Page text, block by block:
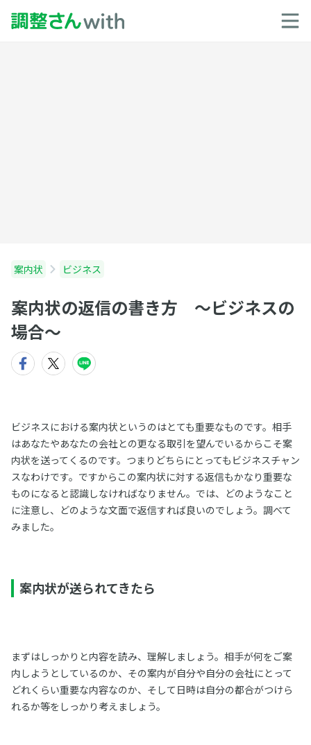
案内状 ビジネス
案内状の返信の書き方 〜ビジネスの
場合〜
ビジネスにおける案内状というのはとても重要なものです。相手
はあなたやあなたの会社との更なる取引を望んでいるからこそ案
内状を送ってくるのです。つまりどちらにとってもビジネスチャン
スなわけです。ですからこの案内状に対する返信もかなり重要な
ものになると認識しなければなりません。では、どのようなこと
に注意し、どのような文面で返信すれば良いのでしょう。調べて
みました。
案内状が送られてきたら
まずはしっかりと内容を読み、理解しましょう。相手が何をご案
内しようとしているのか、その案内が自分や自分の会社にとって
どれくらい重要な内容なのか、そして日時は自分の都合がつけら
れるか等をしっかり考えましょう。